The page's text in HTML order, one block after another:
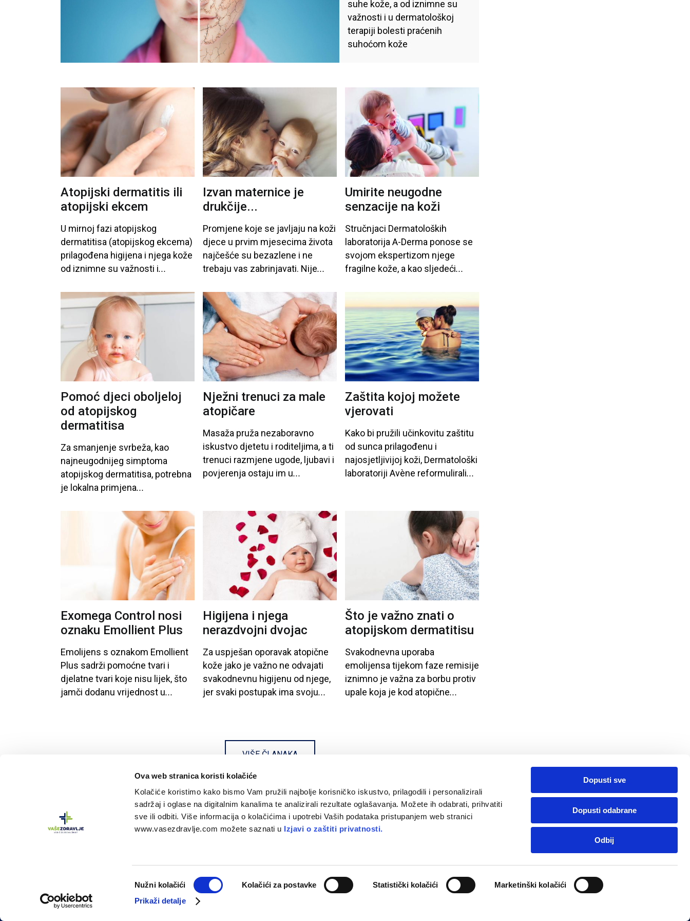
Ova web stranica koristi kolačiće
Kolačiće koristimo kako bismo Vam pružili najbolje korisničko iskustvo, prilagodili i personalizirali
sadržaj i oglase na digitalnim kanalima te analizirali rezultate oglašavanja. Možete ih odabrati, prihvatiti
sve ili odbiti. Više informacija o kolačićima i upotrebi Vaših podataka pristupanjem web stranici
www.vasezdravlje.com možete saznati u Izjavi o zaštiti privatnosti.
a
Nužni kolačići Kolačići za postavke Statistički kolačići
Marketinški kolačići
Prikaži detalje
Dopusti sve
Dopusti odabrane
Odbij
Unutarnje bolesti
Zubi i usna šupljina
Živčani i mentalni sustav
suhe kože, a od iznimne su
važnosti i u dermatološkoj
terapiji bolesti praćenih
suhoćom kože
Atopijski dermatitis ili
atopijski ekcem
U mirnoj fazi atopijskog
dermatitisa (atopijskog ekcema)
prilagođena higijena i njega kože
od iznimne su važnosti i...
Izvan maternice je
drukčije...
Promjene koje se javljaju nakoži
djece u prvim mjesecimaživota
najčešće su bezazlene i ne
trebaju vas zabrinjavati. Nije...
Umirite neugodne
senzacije na koži
Stručnjaci Dermatoloških
laboratorijaA-Dermaponose se
svojom ekspertizom njege
fragilne kože, akaosljedeći...
Pomoć djeci oboljeloj
od atopijskog
dermatitisa
Za smanjenje svrbeža, kao
najneugodnijeg simptoma
atopijskog dermatitisa, potrebna
je lokalna primjena...
Nježni trenuci za male
atopičare
Masaža pruža nezaboravno
iskustvodjetetu i roditeljima, a ti
trenuci razmjene ugode, ljubavi i
povjerenja ostaju im u...
Zaštita kojoj možete
vjerovati
Kakobi pružili učinkovitu zaštitu
od sunca prilagođenu i
najosjetljivijoj koži, Dermatološki
laboratoriji Avène reformulirali...
Exomega Control nosi
oznaku Emollient Plus
Emolijens s oznakom Emollient
Plus sadrži pomoćne tvari i
djelatne tvari koje nisu lijek, što
jamči dodanu vrijednost u...
Higijena i njega
nerazdvojni dvojac
Za uspješan oporavakatopične
kože jakoje važnone odvajati
svakodnevnu higijenu od njege,
jersvaki postupakima svoju...
Što je važno znati o
atopijskom dermatitisu
Svakodnevna uporaba
emolijensa tijekom faze remisije
iznimnoje važna za borbu protiv
upale koja je kod atopične...
VIŠE ČLANAKA
Vaše zdravlje portal je vlasništvo tvrtkeOktal Pharma d.o.o.
Impressum
Program vjernosti
Arhiva izdanja
Pratite nas:
Copyright © 2002-2026 Oktal Pharma. Sva prava pridržana.